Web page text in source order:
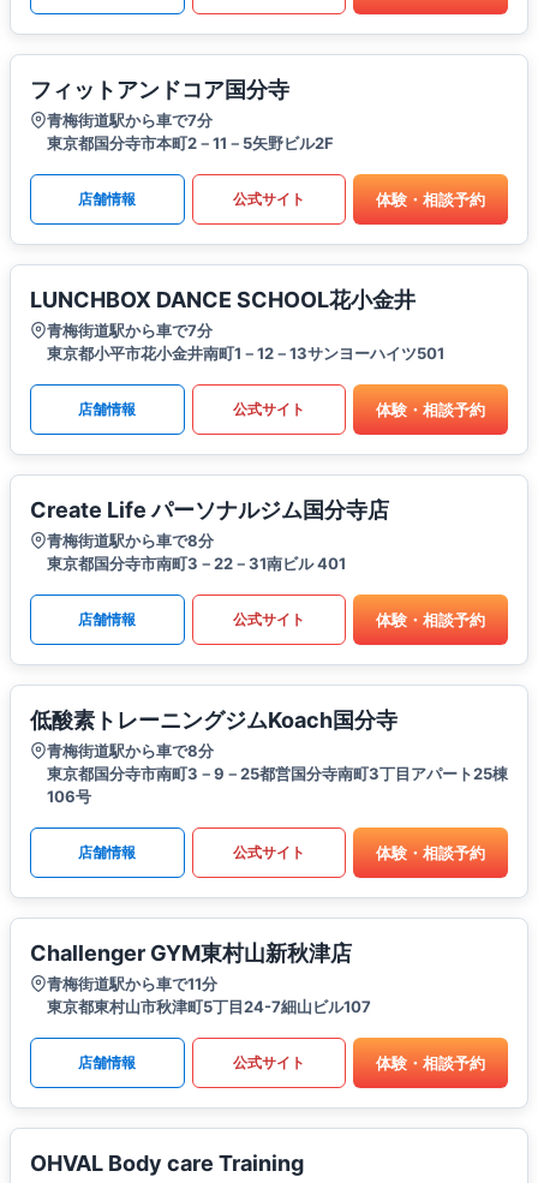
フィットアンドコア国分寺
青梅街道駅から車で7分
東京都国分寺市本町2－11－5矢野ビル2F
店舗情報 公式サイト 体験・相談予約
LUNCHBOX DANCE SCHOOL花小金井
青梅街道駅から車で7分
東京都小平市花小金井南町1－12－13サンヨーハイツ501
店舗情報 公式サイト 体験・相談予約
Create Life パーソナルジム国分寺店
青梅街道駅から車で8分
東京都国分寺市南町3－22－31南ビル 401
店舗情報 公式サイト 体験・相談予約
低酸素トレーニングジムKoach国分寺
青梅街道駅から車で8分
東京都国分寺市南町3－9－25都営国分寺南町3丁目アパート25棟
106号
店舗情報 公式サイト 体験・相談予約
Challenger GYM東村山新秋津店
青梅街道駅から車で11分
東京都東村山市秋津町5丁目24-7細山ビル107
店舗情報 公式サイト 体験・相談予約
OHVAL Body care Training